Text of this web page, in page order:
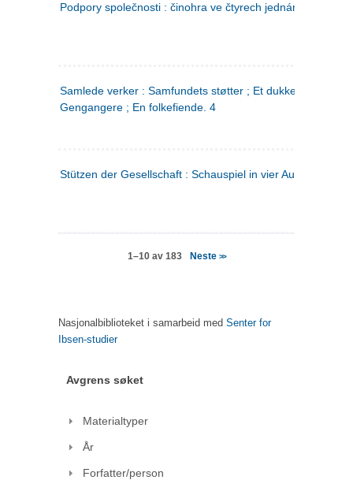
Podpory společnosti : činohra ve čtyrech jednáních
Samlede verker : Samfundets støtter ; Et dukkehjem ;
Gengangere ; En folkefiende. 4
Stützen der Gesellschaft : Schauspiel in vier Aufzügen
1–10 av 183 Neste >>
Nasjonalbiblioteket i samarbeid med Senter for
Ibsen-studier
Avgrens søket
Materialtyper
År
Forfatter/person